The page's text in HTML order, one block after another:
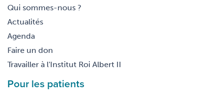
Qui sommes-nous ?
Actualités
Agenda
Faire un don
Travailler à l'Institut Roi Albert II
Pour les patients